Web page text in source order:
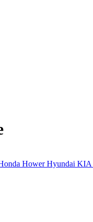
HowerHyundai KIA